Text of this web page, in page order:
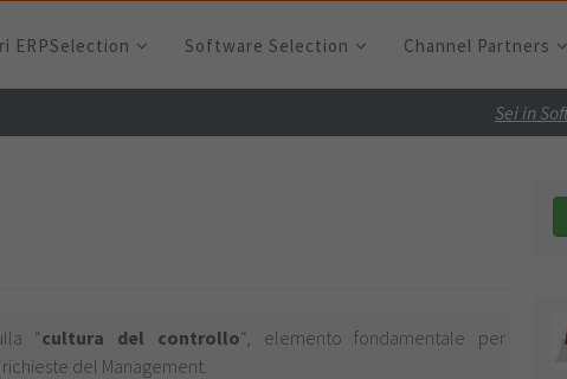
ERPSelection Software Selection Channel Partners
Sei in
“cultura del controllo“, elemento fondamentale per
del Management.